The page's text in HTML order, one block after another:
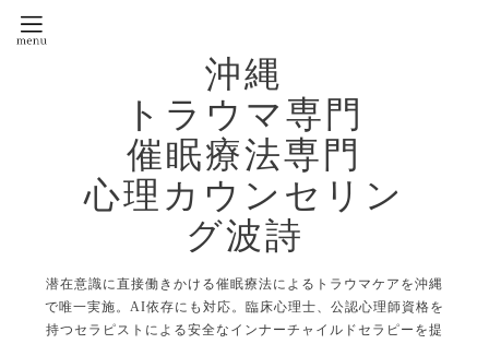
沖縄
トラウマ専門
催眠療法専門
心理カウンセリン
グ波詩
潜在意識に直接働きかける催眠療法によるトラウマケアを沖縄
で唯一実施。AI依存にも対応。臨床心理士、公認心理師資格を
持つセラピストによる安全なインナーチャイルドセラピーを提